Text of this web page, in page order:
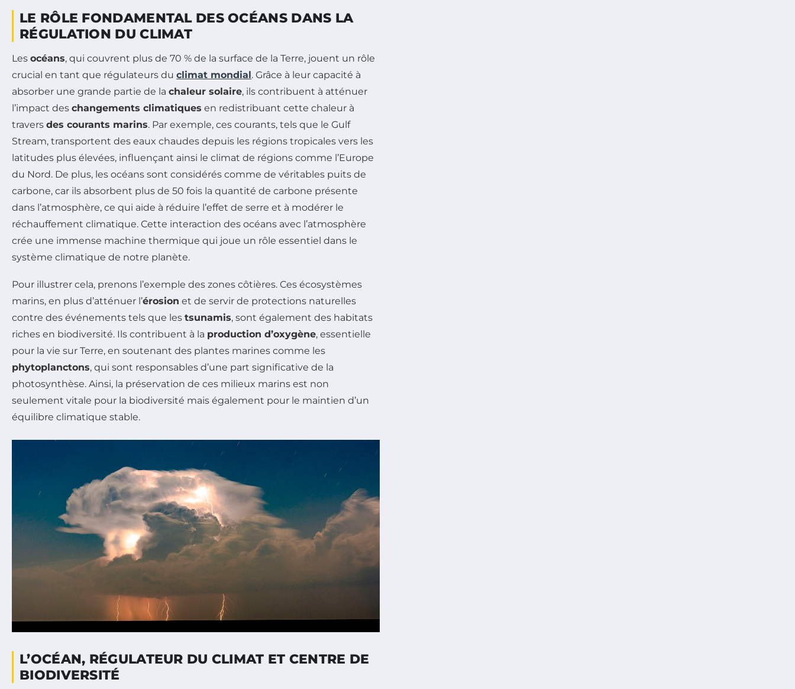
LE RÔLE FONDAMENTAL DES OCÉANS DANS LA
RÉGULATION DU CLIMAT
Les océans, qui couvrent plus de 70 % de la surface de la Terre, jouent un rôle
crucial en tant que régulateurs du climat mondial. Grâce à leur capacité à
absorber une grande partie de la chaleur solaire, ils contribuent à atténuer
l’impact des changements climatiques en redistribuant cette chaleur à
travers des courants marins. Par exemple, ces courants, tels que le Gulf
Stream, transportent des eaux chaudes depuis les régions tropicales vers les
latitudes plus élevées, influençant ainsi le climat de régions comme l’Europe
du Nord. De plus, les océans sont considérés comme de véritables puits de
carbone, car ils absorbent plus de 50 fois la quantité de carbone présente
dans l’atmosphère, ce qui aide à réduire l’effet de serre et à modérer le
réchauffement climatique. Cette interaction des océans avec l’atmosphère
crée une immense machine thermique qui joue un rôle essentiel dans le
système climatique de notre planète.
Pour illustrer cela, prenons l’exemple des zones côtières. Ces écosystèmes
marins, en plus d’atténuer l’érosion et de servir de protections naturelles
contre des événements tels que les tsunamis, sont également des habitats
riches en biodiversité. Ils contribuent à la production d’oxygène, essentielle
pour la vie sur Terre, en soutenant des plantes marines comme les
phytoplanctons, qui sont responsables d’une part significative de la
photosynthèse. Ainsi, la préservation de ces milieux marins est non
seulement vitale pour la biodiversité mais également pour le maintien d’un
équilibre climatique stable.
L’OCÉAN, RÉGULATEUR DU CLIMAT ET CENTRE DE
BIODIVERSITÉ